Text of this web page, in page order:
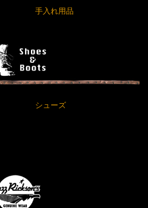
手入れ用品
シューズ